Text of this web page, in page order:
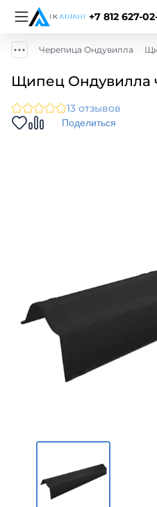
+7 812 627-
Черепица Ондувилла
Щипец Ондувилла
13 отзывов
Поделиться